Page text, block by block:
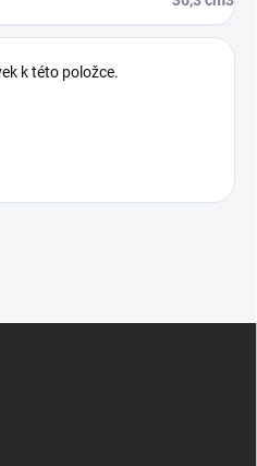
k této položce.